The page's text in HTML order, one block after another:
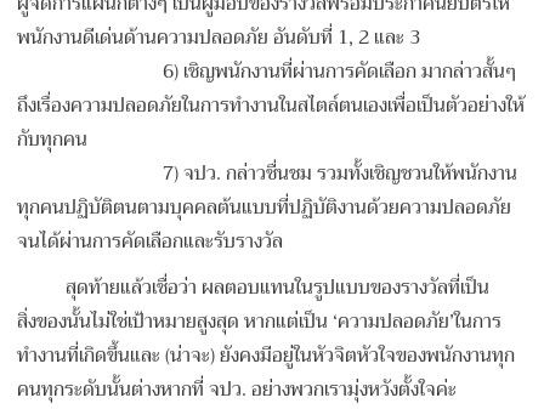
พนักงานดีเด่นด้านความปลอดภัย อันดับที่ 1, 2 และ 3
6) เชิญพนักงานที่ผ่านการคัดเลือก มากล่าวสั้นๆ
ถึงเรื่องความปลอดภัยในการทำงานในสไตล์ตนเองเพื่อเป็นตัวอย่างให้
กับทุกคน
7) จปว. กล่าวชื่นชม รวมทั้งเชิญชวนให้พนักงาน
ทุกคนปฏิบัติตนตามบุคคลต้นแบบที่ปฏิบัติงานด้วยความปลอดภัย
จนได้ผ่านการคัดเลือกและรับรางวัล
สุดท้ายแล้วเชื่อว่า ผลตอบแทนในรูปแบบของรางวัลที่เป็น
สิ่งของนั้นไม่ใช่เป้าหมายสูงสุด หากแต่เป็น ‘ความปลอดภัย’ในการ
ทำงานที่เกิดขึ้นและ (น่าจะ) ยังคงมีอยู่ในหัวจิตหัวใจของพนักงานทุก
คนทุกระดับนั้นต่างหากที่ จปว. อย่างพวกเรามุ่งหวังตั้งใจค่ะ